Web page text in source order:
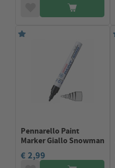
Pennarello Paint
Marker Giallo Snowman
€ 2,99